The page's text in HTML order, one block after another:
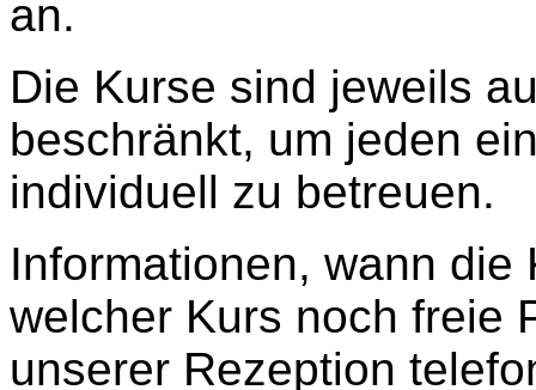
an.
Die Kurse sind jeweils
beschränkt, um jeden
individuell zu betreuen.
Informationen, wann die
welcher Kurs noch freie
unserer Rezeption